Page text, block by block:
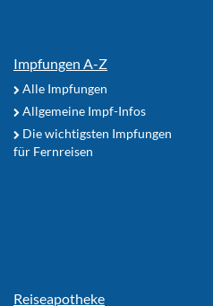
Impfungen A-Z
Alle Impfungen
Allgemeine Impf-Infos
Die wichtigsten Impfungen
für Fernreisen
Reiseapotheke